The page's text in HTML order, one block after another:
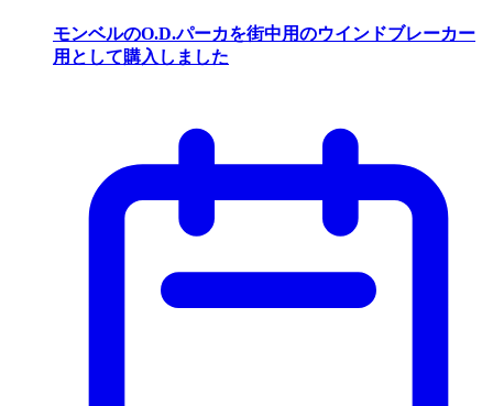
モンベルのO.D.パーカを街中用のウインドブレーカー
用として購入しました